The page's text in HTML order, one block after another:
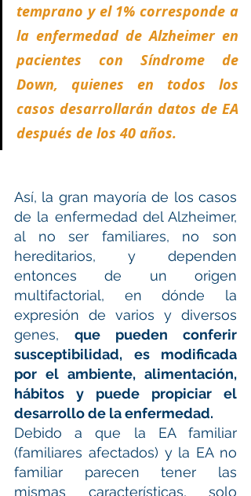
temprano y el 1% corresponde a
la enfermedad de Alzheimer en
pacientes con Síndrome de
Down, quienes en todos los
casos desarrollarán datos de EA
después de los 40 años.
Así, la gran mayoría de los casos
de la enfermedad del Alzheimer,
al no ser familiares, no son
hereditarios, y dependen
entonces de un origen
multifactorial, en dónde la
expresión de varios y diversos
genes, que pueden conferir
susceptibilidad, es modificada
por el ambiente, alimentación,
hábitos y puede propiciar el
desarrollo de la enfermedad.
Debido a que la EA familiar
(familiares afectados) y la EA no
familiar parecen tener las
mismas características, solo